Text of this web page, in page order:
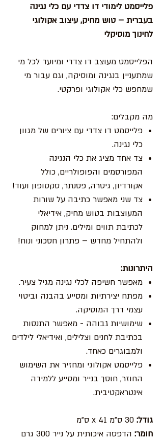
פלייסמט לימודי דו צדדי עם כלי נגינה
בעברית – טוש מחיק, עיצוב אקולוגי
לחינוך מוסיקלי
הפלייסמט מעוצב דו צדדי ומיועד לכל מי
שמתעניין בנגינה ומוסיקה, וגם עבור מי
שמחפש כלי אקולוגי ופרקטי.
מה מקבלים:
פלייסמט דו צדדי עם ציורים של מגוון
כלי נגינה.
צד אחד מציג את כלי הנגינה
המפורסמים והפופולריים, כולל
אקורדיון, גיטרה, פסנתר, סקסופון ועוד!
צד שני מאפשר כתיבה על שורות
המעוצבות בטוש מחיק, אידיאלי
לכתיבת תווים ומילים. ניתן למחוק
ולהתחיל מחדש – פתרון חסכוני ונוח!
היתרונות:
מאפשר חשיפה לכלי נגינה מגיל צעיר.
מפתח יצירתיות ומסייע בהבנה וביטוי
עצמי דרך המוסיקה.
שימושיות גבוהה - מאפשר התנסות
בכתיבת לחנים וצלילים, ואידיאלי לילדים
ולמבוגרים כאחד.
פלייסמט אקולוגי ומחזיר את השימוש
החוזר, חוסך בנייר ומסייע ללמידה
אינטראקטיבית.
גודל:
חומר:
הדפסה איכותית על נייר 300 גרם